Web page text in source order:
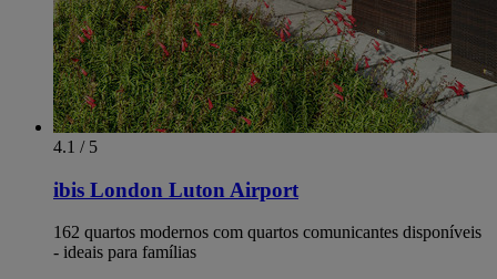
4.1 / 5
ibis London Luton Airport
162 quartos modernos com quartos comunicantes disponíveis
- ideais para famílias